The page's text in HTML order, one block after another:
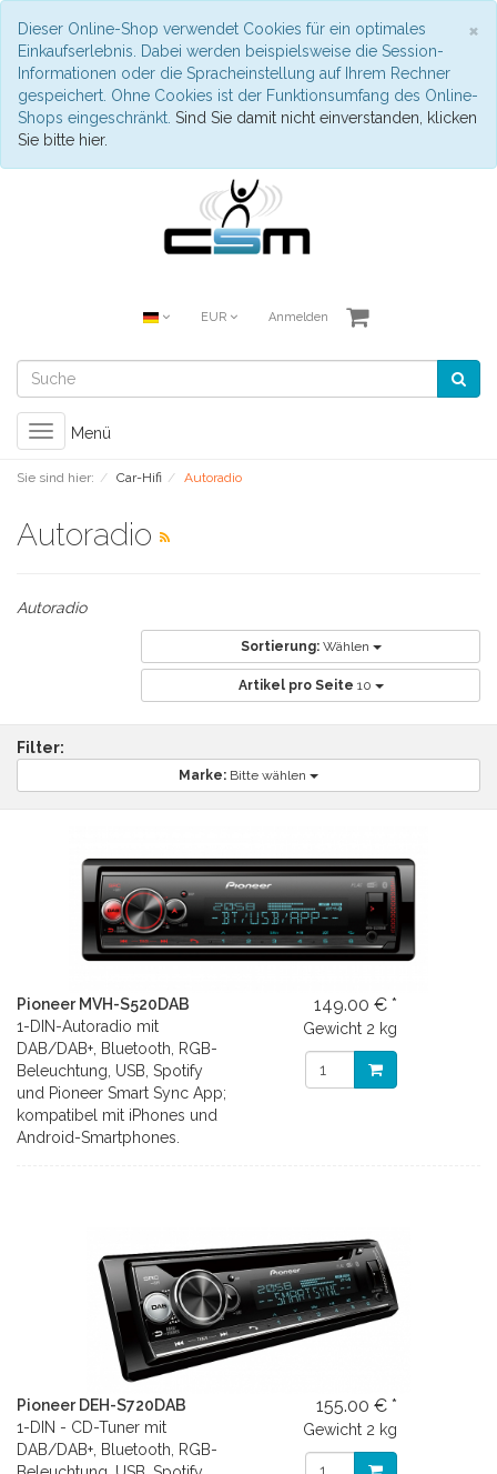
×
Dieser Online-Shop verwendet Cookies für ein optimales
Einkaufserlebnis. Dabei werden beispielsweise die Session-
Informationen oder die Spracheinstellung auf Ihrem Rechner
gespeichert. Ohne Cookies ist der Funktionsumfang des Online-
Shops eingeschränkt. Sind Sie damit nicht einverstanden, klicken
Sie bitte hier.
EUR Anmelden
Toggle
navigation
Menü
Sie sind hier: Car-Hifi Autoradio
Autoradio
Autoradio
Sortierung: Wählen
Artikel pro Seite 10
Filter:
Marke: Bitte wählen
Pioneer MVH-S520DAB
1-DIN-Autoradio mit
DAB/DAB+, Bluetooth, RGB-
Beleuchtung, USB, Spotify
und Pioneer Smart Sync App;
kompatibel mit iPhones und
Android-Smartphones.
149.00 € *
Gewicht 2 kg
Pioneer DEH-S720DAB
1-DIN - CD-Tuner mit
DAB/DAB+, Bluetooth, RGB-
155.00 € *
Gewicht 2 kg